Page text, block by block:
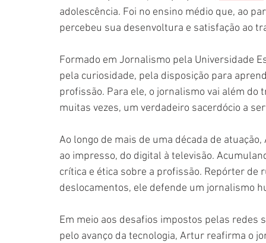
adolescência. Foi no ensino médio que, ao
percebeu sua desenvoltura e satisfação ao
Formado em Jornalismo pela Universidade
pela curiosidade, pela disposição para
profissão. Para ele, o jornalismo vai além
muitas vezes, um verdadeiro sacerdócio a
Ao longo de mais de uma década de
ao impresso, do digital à televisão.
crítica e ética sobre a profissão. Repórter
deslocamentos, ele defende um jornalismo
Em meio aos desafios impostos pelas redes
pelo avanço da tecnologia, Artur reafirma o